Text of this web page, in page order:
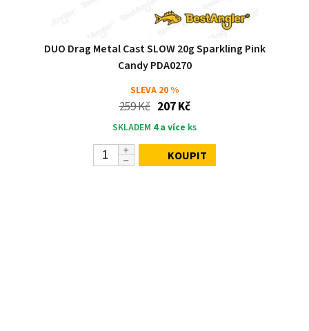
DUO Drag Metal Cast SLOW 20g Sparkling Pink
Candy PDA0270
SLEVA 20 %
259 Kč 207 Kč
SKLADEM 4 a více ks
KOUPIT